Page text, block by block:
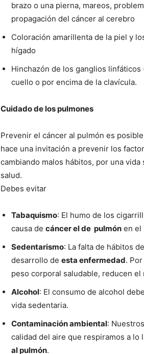
brazo o una pierna, mareos,
propagación del cáncer al cerebro
Coloración amarillenta de la piel y
hígado
Hinchazón de los ganglios
cuello o por encima de la clavícula.
Cuidado de los pulmones
Prevenir el cáncer al pulmón es
hace una invitación a prevenir los
cambiando malos hábitos, por una
salud.
Debes evitar
Tabaquismo: El humo de los
causa de cáncer el de pulmón en el
Sedentarismo: La falta de hábitos
desarrollo de esta enfermedad.
peso corporal saludable, reducen
Alcohol: El consumo de alcohol
vida sedentaria.
Contaminación ambiental:
calidad del aire que respiramos a
al pulmón.